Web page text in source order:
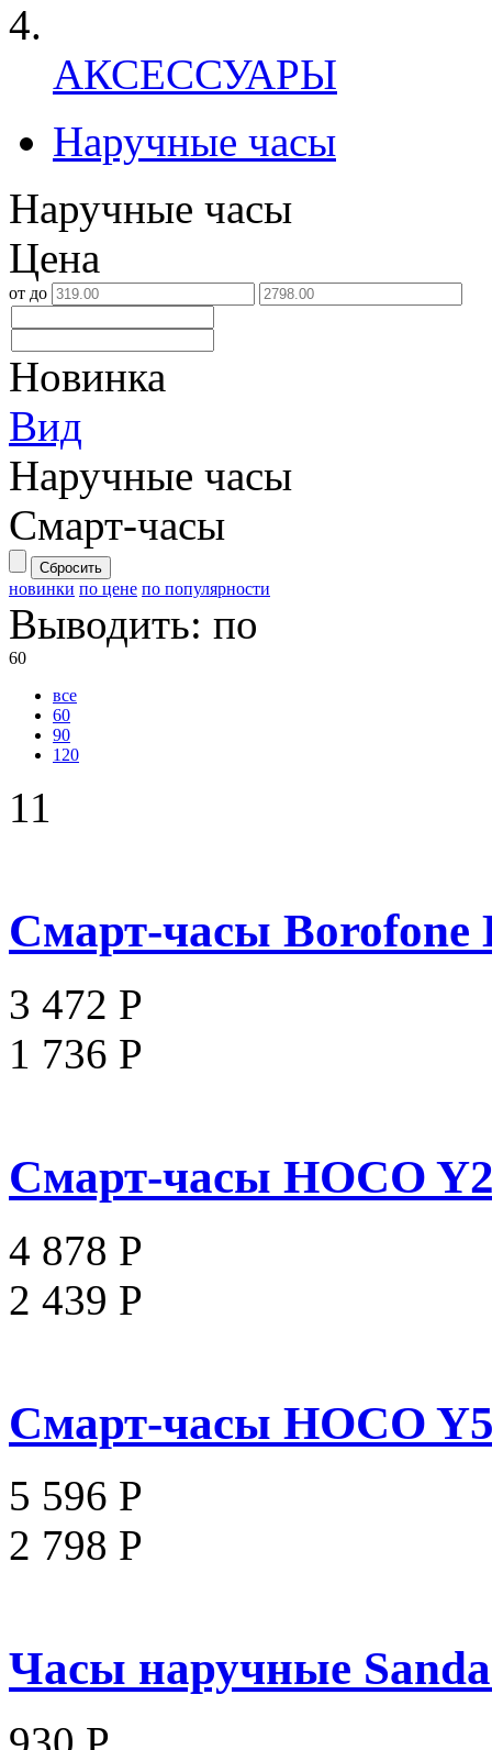
АКСЕССУАРЫ
Наручные часы
Наручные часы
Цена
от до
Новинка
Вид
Наручные часы
Смарт-часы
Сбросить
новинки по цене по популярности
Выводить: по
60
все
60
90
120
11
Смарт-часы Borofone
3 472 Р
1 736 Р
Смарт-часы HOCO
4 878 Р
2 439 Р
Смарт-часы HOCO
5 596 Р
2 798 Р
Часы наручные